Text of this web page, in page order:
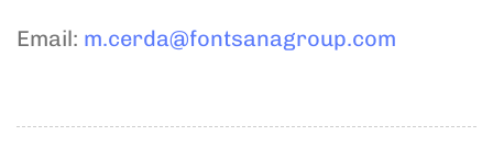
Email: m.cerda@fontsanagroup.com